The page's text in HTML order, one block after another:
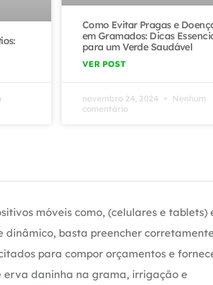
Como Evitar Pragas e
em Gramados: Dicas
para um Verde Saudável
VER POST
novembro 24, 2024
Nenhum
comentário
móveis como, (celulares e tablets)
dinâmico, basta preencher
para compor orçamentos e
erva daninha na grama, irrigação e